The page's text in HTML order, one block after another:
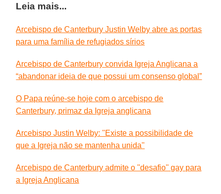
Leia mais...
Arcebispo de Canterbury Justin Welby abre as portas
para uma família de refugiados sírios
Arcebispo de Canterbury convida Igreja Anglicana a
“abandonar ideia de que possui um consenso global”
O Papa reúne-se hoje com o arcebispo de
Canterbury, primaz da Igreja anglicana
Arcebispo Justin Welby: ''Existe a possibilidade de
que a Igreja não se mantenha unida''
Arcebispo de Canterbury admite o ''desafio'' gay para
a Igreja Anglicana